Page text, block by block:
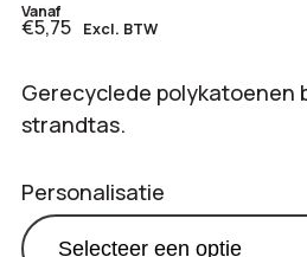
Vanaf
€5,75 Excl. BTW
Gerecyclede polykatoenen
strandtas.
Personalisatie